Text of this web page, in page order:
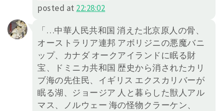
posted at 22:28:02
「…中華人民共和国 消えた北京原人の骨、
オーストラリア連邦 アボリジニの悪魔バニ
ップ、カナダ オークアイランドに眠る財
宝、ドミニカ共和国 歴史から消されたカリ
ブ海の先住民、イギリス エクスカリバーが
眠る湖、ジョージア 人と暮らした獣人アル
マス、ノルウェー 海の怪物クラーケン、